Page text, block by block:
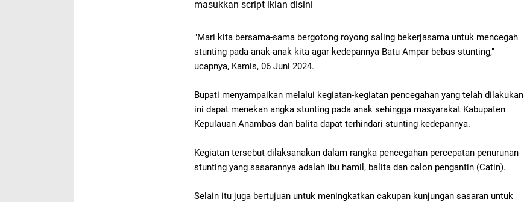
masukkan script iklan disini
"Mari kita bersama-sama bergotong royong saling bekerjasama untuk mencegah
stunting pada anak-anak kita agar kedepannya Batu Ampar bebas stunting,"
ucapnya, Kamis, 06 Juni 2024.
Bupati menyampaikan melalui kegiatan-kegiatan pencegahan yang telah dilakukan
ini dapat menekan angka stunting pada anak sehingga masyarakat Kabupaten
Kepulauan Anambas dan balita dapat terhindari stunting kedepannya.
Kegiatan tersebut dilaksanakan dalam rangka pencegahan percepatan penurunan
stunting yang sasarannya adalah ibu hamil, balita dan calon pengantin (Catin).
Selain itu juga bertujuan untuk meningkatkan cakupan kunjungan sasaran untuk